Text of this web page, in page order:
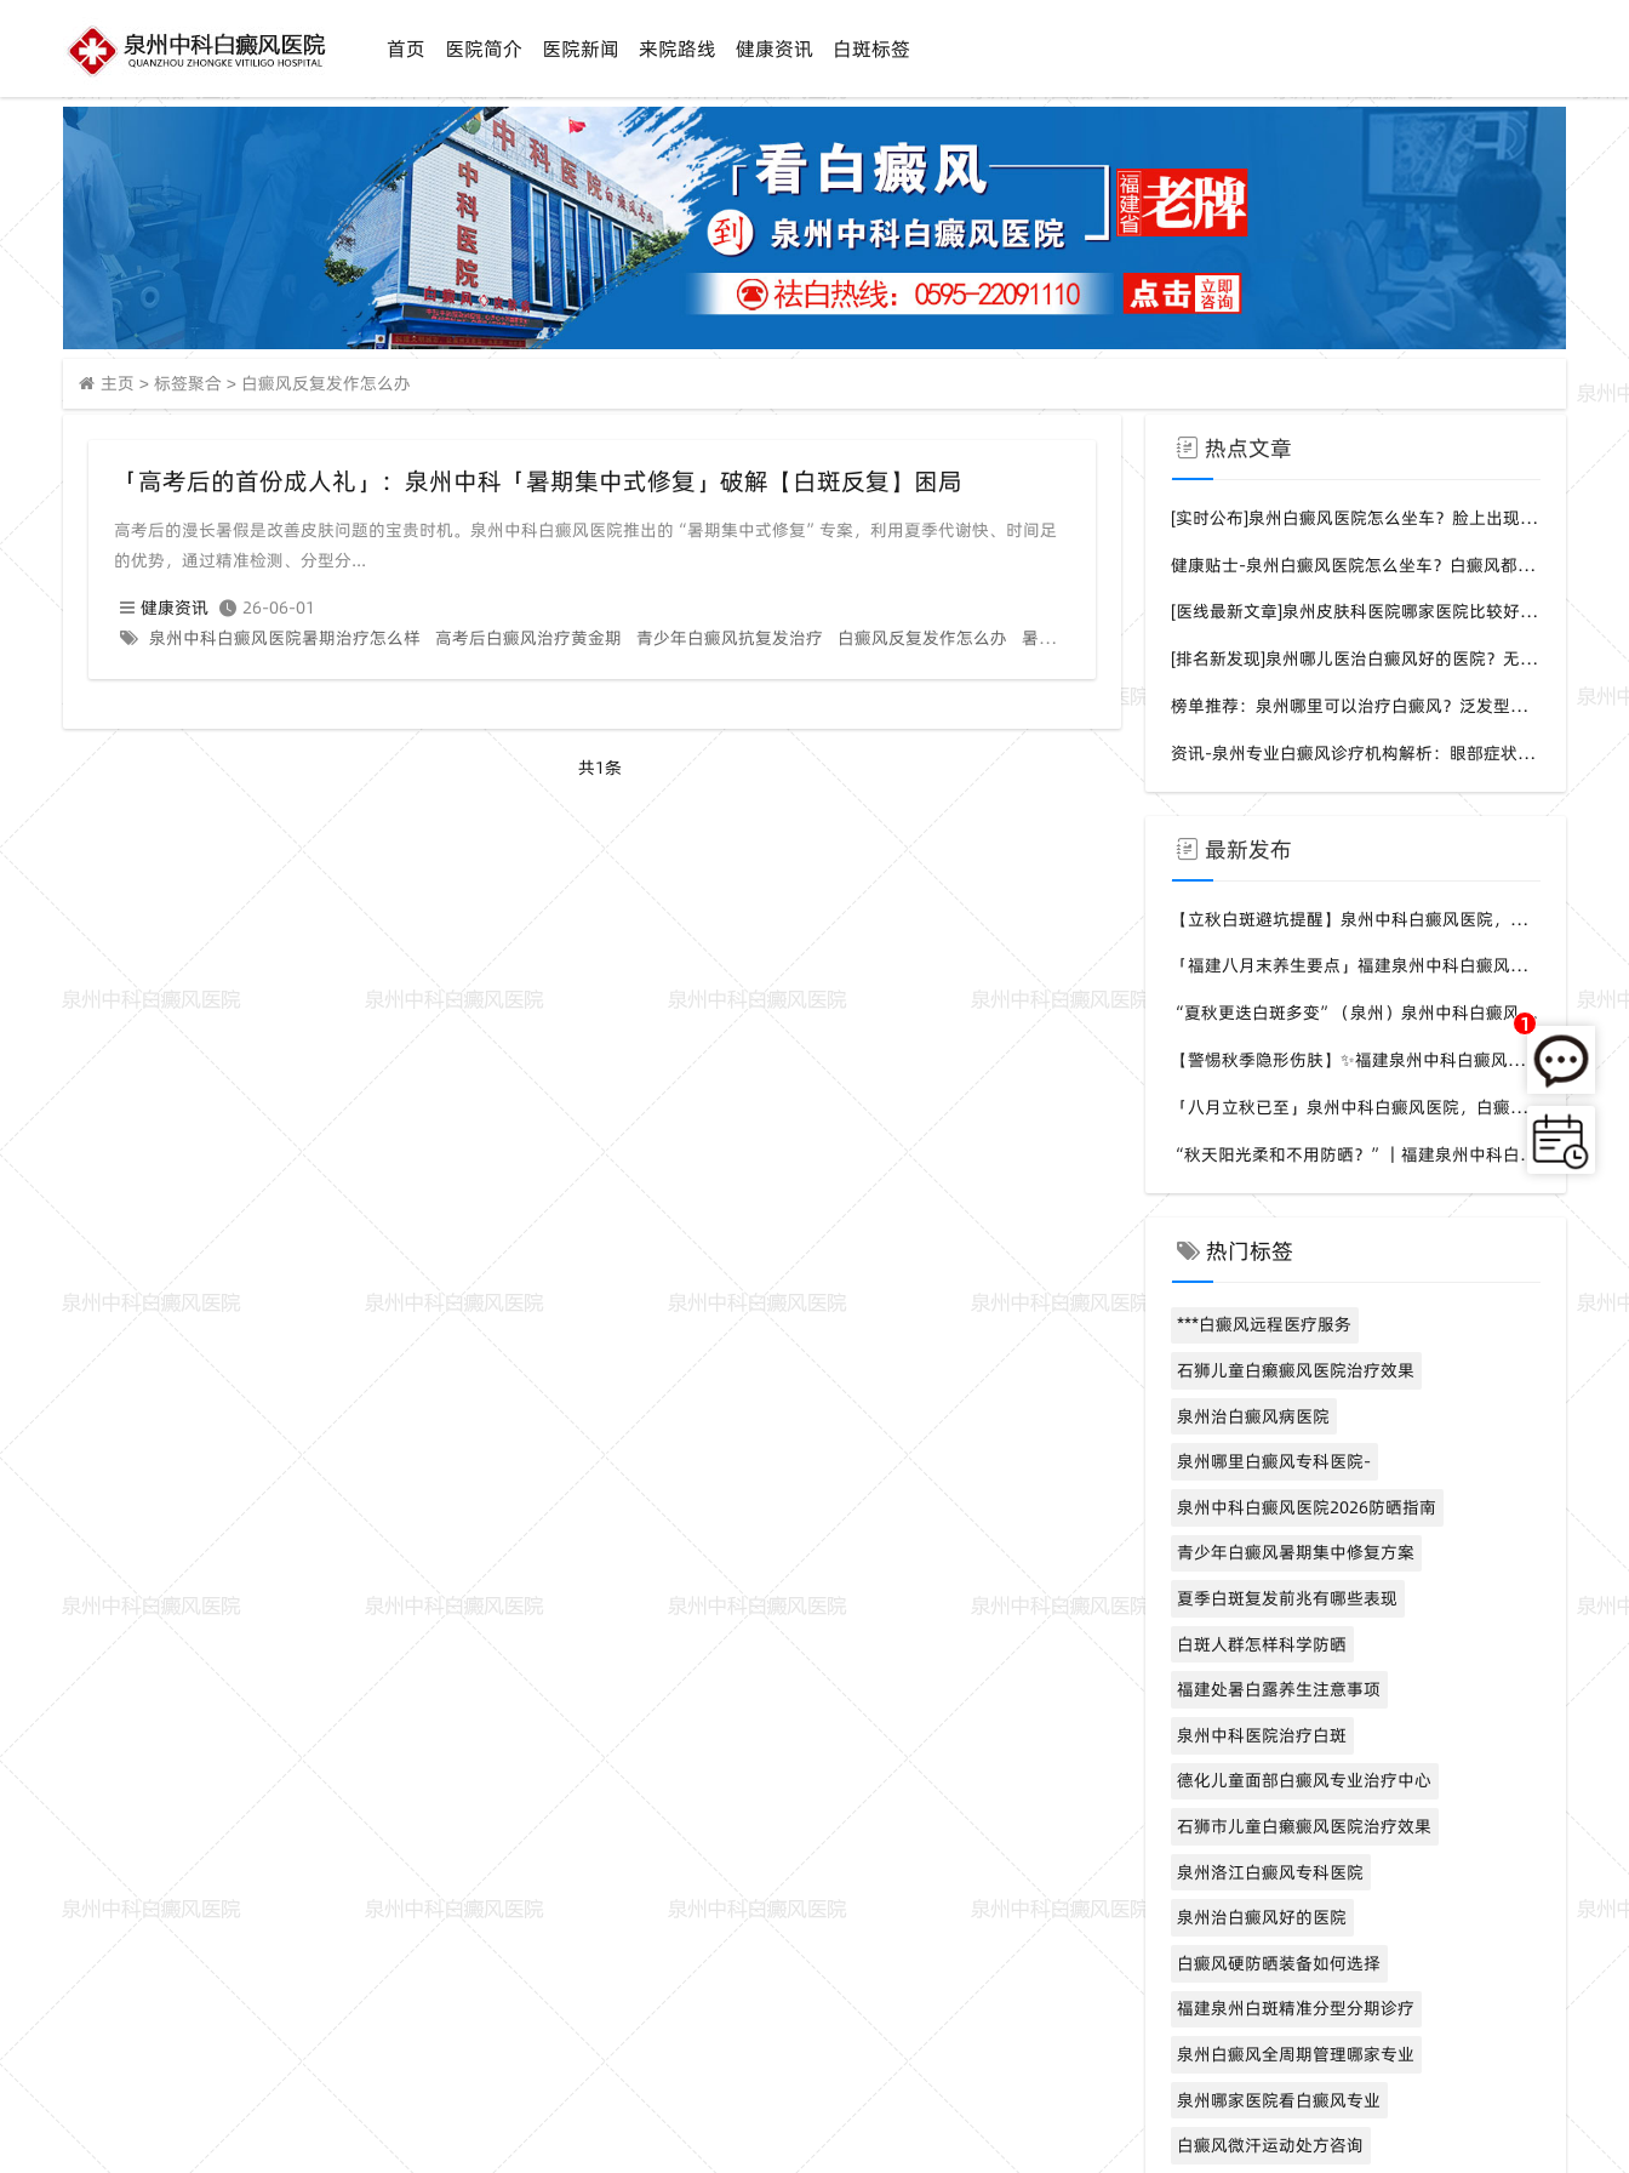
首页 医院简介 医院新闻 来院路线 健康资讯 白斑标签
主页 > 标签聚合 > 白癜风反复发作怎么办
「高考后的首份成人礼」：泉州中科「暑期集中式修复」破解【白斑反复】困局
高考后的漫长暑假是改善皮肤问题的宝贵时机。泉州中科白癜风医院推出的“暑期集中式修复”专案，利用夏季代谢快、时间足
的优势，通过精准检测、分型分...
健康资讯
26-06-01
泉州中科白癜风医院暑期治疗怎么样
高考后白癜风治疗黄金期 青少年白癜风抗复发治疗 白癜风反复发作怎么办 暑期集中修复白斑
共1条
热点文章
[实时公布]泉州白癜风医院怎么坐车？脸上出现白点是什么病？
健康贴士-泉州白癜风医院怎么坐车？白癜风都是哪种症状呢？
[医线最新文章]泉州皮肤科医院哪家医院比较好？身上一片白一片白是怎么回事？
[排名新发现]泉州哪儿医治白癜风好的医院？无症状能检测白癜风吗？
榜单推荐：泉州哪里可以治疗白癜风？泛发型白癜风怎样治疗效果会更好？
资讯-泉州专业白癜风诊疗机构解析：眼部症状识别与科学干预方案
最新发布
【立秋白斑避坑提醒】泉州中科白癜风医院，白癜风换季养护，避开误区少走弯路
「福建八月末养生要点」福建泉州中科白癜风医院，白癜风，合理运动助力身体状态
“夏秋更迭白斑多变”（泉州）泉州中科白癜风医院，白癜风，早留意皮肤异常变化
【警惕秋季隐形伤肤】✨福建泉州中科白癜风医院，白癜风，秋风也会给皮肤带来刺激
「八月立秋已至」泉州中科白癜风医院，白癜风，夏秋交替做好养护，助力白斑维稳
“秋天阳光柔和不用防晒？”｜福建泉州中科白癜风医院，白癜风这个想法是错误的
热门标签
***白癜风远程医疗服务
石狮儿童白癞癜风医院治疗效果
泉州治白癜风病医院
泉州哪里白癜风专科医院-
泉州中科白癜风医院2026防晒指南
青少年白癜风暑期集中修复方案
夏季白斑复发前兆有哪些表现
白斑人群怎样科学防晒
福建处暑白露养生注意事项
泉州中科医院治疗白斑
德化儿童面部白癜风专业治疗中心
石狮市儿童白癞癜风医院治疗效果
泉州洛江白癜风专科医院
泉州治白癜风好的医院
白癜风硬防晒装备如何选择
福建泉州白斑精准分型分期诊疗
泉州白癜风全周期管理哪家专业
泉州哪家医院看白癜风专业
白癜风微汗运动处方咨询
1